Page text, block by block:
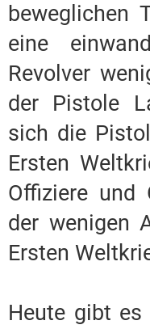
beweglichen
eine
Revolver
der Pistole
sich die
Ersten
Offiziere und
der wenigen
Ersten
Heute gibt